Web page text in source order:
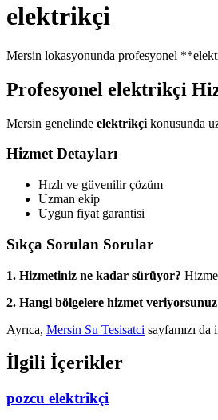
elektrikçi
Mersin lokasyonunda profesyonel
Profesyonel elektrikçi
Mersin genelinde elektrikçi konusunda
Hizmet Detayları
Hızlı ve güvenilir çözüm
Uzman ekip
Uygun fiyat garantisi
Sıkça Sorulan Sorular
1. Hizmetiniz ne kadar sürüyor?
2. Hangi bölgelere hizmet
Ayrıca, Mersin Su Tesisatci sayfamızı
İlgili İçerikler
pozcu elektrikçi